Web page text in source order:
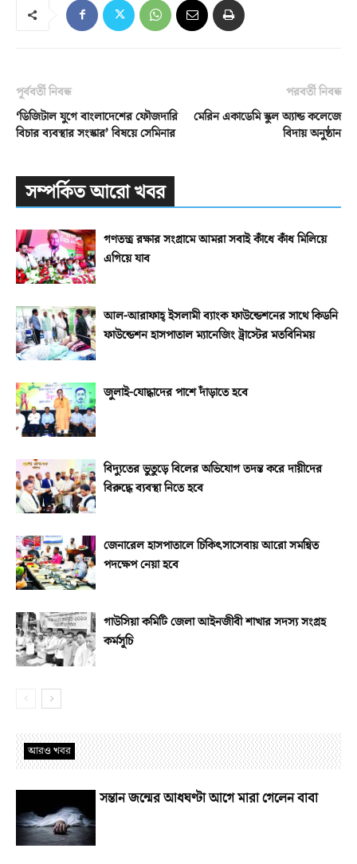
পূর্ববর্তী নিবন্ধ
‘ডিজিটাল যুগে বাংলাদেশের ফৌজদারি
বিচার ব্যবস্থার সংস্কার’ বিষয়ে সেমিনার
পরবর্তী নিবন্ধ
মেরিন একাডেমি স্কুল অ্যান্ড কলেজে
বিদায় অনুষ্ঠান
সম্পর্কিত আরো খবর
গণতন্ত্র রক্ষার সংগ্রামে আমরা সবাই কাঁধে কাঁধ মিলিয়ে
এগিয়ে যাব
আল-আরাফাহ্‌ ইসলামী ব্যাংক ফাউন্ডেশনের সাথে কিডনি
ফাউন্ডেশন হাসপাতাল ম্যানেজিং ট্রাস্টের মতবিনিময়
জুলাই-যোদ্ধাদের পাশে দাঁড়াতে হবে
বিদ্যুতের ভুতুড়ে বিলের অভিযোগ তদন্ত করে দায়ীদের
বিরুদ্ধে ব্যবস্থা নিতে হবে
জেনারেল হাসপাতালে চিকিৎসাসেবায় আরো সমন্বিত
পদক্ষেপ নেয়া হবে
গাউসিয়া কমিটি জেলা আইনজীবী শাখার সদস্য সংগ্রহ
কর্মসূচি
আরও খবর
সন্তান জন্মের আধঘণ্টা আগে মারা গেলেন বাবা